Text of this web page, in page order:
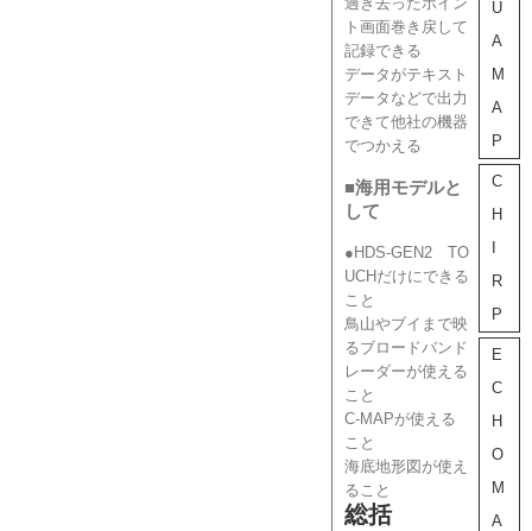
ト画面巻き戻して
記録できる
データがテキスト
データなどで出力
できて他社の機器
でつかえる
■海用モデルと
して
●HDS-GEN2 TO
UCHだけにできる
こと
鳥山やブイまで映
るブロードバンド
レーダーが使える
こと
C-MAPが使える
こと
海底地形図が使え
ること
総括
U
A
M
A
P
C
H
R
P
E
C
H
O
M
A